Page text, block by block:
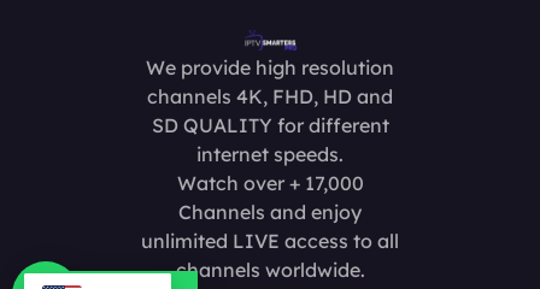
We provide high resolution
channels 4K, FHD, HD and
SD QUALITY for different
internet speeds.
Watch over + 17,000
Channels and enjoy
unlimited LIVE access to all
channels worldwide.